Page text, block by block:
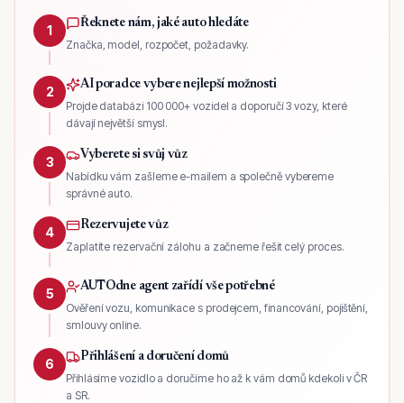
1 Řeknete nám, jaké auto hledáte
Značka, model, rozpočet, požadavky.
2 AI poradce vybere nejlepší možnosti
Projde databázi 100 000+ vozidel a doporučí 3 vozy, které
dávají největší smysl.
3 Vyberete si svůj vůz
Nabídku vám zašleme e-mailem a společně vybereme
správné auto.
4 Rezervujete vůz
Zaplatíte rezervační zálohu a začneme řešit celý proces.
5 AUTOdne agent zařídí vše potřebné
Ověření vozu, komunikace s prodejcem, financování, pojištění,
smlouvy online.
6 Přihlášení a doručení domů
Přihlásíme vozidlo a doručíme ho až k vám domů kdekoli v ČR
a SR.